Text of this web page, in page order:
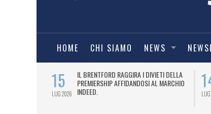
HOME CHI SIAMO NEWS
15
LUG 2026
IL BRENTFORD RAGGIRA I DIVIETI DELLA
PREMIERSHIP AFFIDANDOSI AL MARCHIO
INDEED.